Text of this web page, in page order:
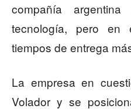
compañía
tecnología, pero en
tiempos de entrega
La empresa en
Volador y se